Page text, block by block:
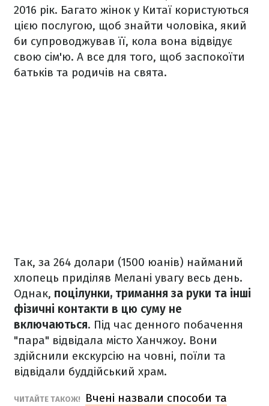
2016 рік. Багато жінок у Китаї користуються
цією послугою, щоб знайти чоловіка, який
би супроводжував її, кола вона відвідує
свою сім'ю. А все для того, щоб заспокоїти
батьків та родичів на свята.
Так, за 264 долари (1500 юанів) найманий
хлопець приділяв Мелані увагу весь день.
Однак, поцілунки, тримання за руки та інші
фізичні контакти в цю суму не
включаються. Під час денного побачення
"пара" відвідала місто Ханчжоу. Вони
здійснили екскурсію на човні, поїли та
відвідали буддійський храм.
ЧИТАЙТЕ ТАКОЖ!
Вчені назвали способи та